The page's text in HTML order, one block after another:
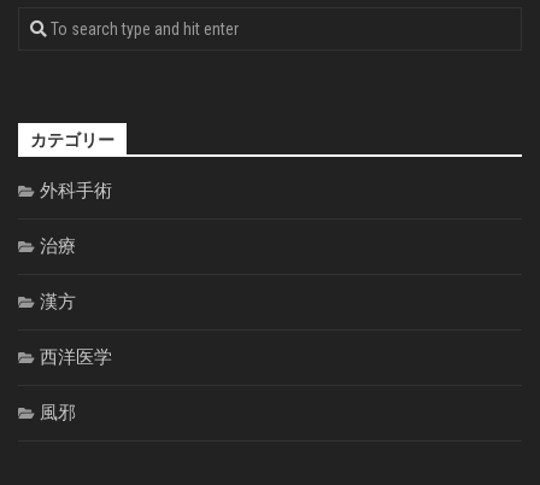
カテゴリー
外科手術
治療
漢方
西洋医学
風邪